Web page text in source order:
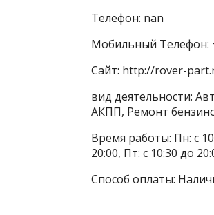
Телефон: nan
Мобильный Телефон:
Сайт: http://rover-
вид деятельности:
АКПП, Ремонт
Время работы: Пн: с
20:00, Пт: с 10:30 до
Способ оплаты: